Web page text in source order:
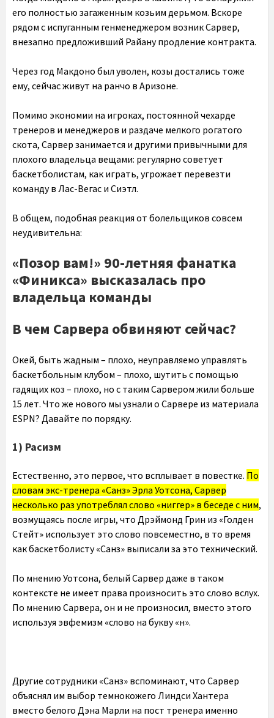
его полностью загаженным козьим дерьмом. Вскоре
рядом с испуганным генменеджером возник Сарвер,
внезапно предложивший Райану продление контракта.
Через год Макдоно был уволен, козы достались тоже
ему, сейчас живут на ранчо в Аризоне.
Помимо экономии на игроках, постоянной чехарде
тренеров и менеджеров и раздаче мелкого рогатого
скота, Сарвер занимается и другими привычными для
плохого владельца вещами: регулярно советует
баскетболистам, как играть, угрожает перевезти
команду в Лас-Вегас и Сиэтл.
В общем, подобная реакция от болельщиков совсем
неудивительна:
«Позор вам!» 90-летняя фанатка
«Финикса» высказалась про
владельца команды
В чем Сарвера обвиняют сейчас?
Окей, быть жадным – плохо, неуправляемо управлять
баскетбольным клубом – плохо, шутить с помощью
гадящих коз – плохо, но с таким Сарвером жили больше
15 лет. Что же нового мы узнали о Сарвере из материала
ESPN? Давайте по порядку.
1) Расизм
Естественно, это первое, что всплывает в повестке. По
словам экс-тренера «Санз» Эрла Уотсона, Сарвер
несколько раз употреблял слово «ниггер» в беседе с ним,
возмущаясь после игры, что Дрэймонд Грин из «Голден
Стейт» использует это слово повсеместно, в то время
как баскетболисту «Санз» выписали за это технический.
По мнению Уотсона, белый Сарвер даже в таком
контексте не имеет права произносить это слово вслух.
По мнению Сарвера, он и не произносил, вместо этого
используя эвфемизм «слово на букву «н».
Другие сотрудники «Санз» вспоминают, что Сарвер
объяснял им выбор темнокожего Линдси Хантера
вместо белого Дэна Марли на пост тренера именно